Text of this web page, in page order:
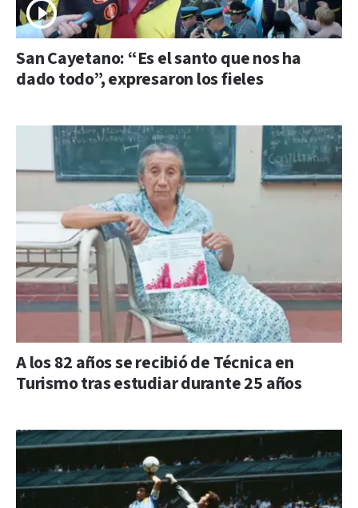
San Cayetano: “Es el santo que nos ha
dado todo”, expresaron los fieles
A los 82 años se recibió de Técnica en
Turismo tras estudiar durante 25 años